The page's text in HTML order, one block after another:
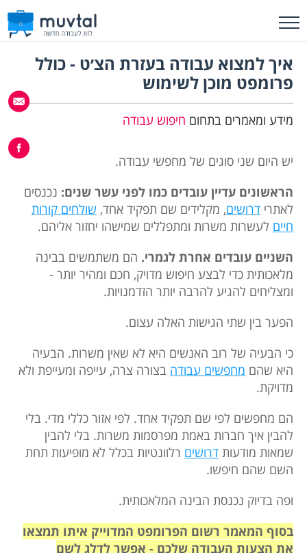
איך למצוא עבודה בעזרת הצ׳ט - כולל
פרומפט מוכן לשימוש
מידע ומאמרים בתחום חיפוש עבודה
יש היום שני סוגים של מחפשי עבודה.
הראשונים עדיין עובדים כמו לפני עשר שנים: נכנסים
לאתרי דרושים, מקלידים שם תפקיד אחד, שולחים קורות
חיים לעשרות משרות ומתפללים שמישהו יחזור אליהם.
השניים עובדים אחרת לגמרי. הם משתמשים בבינה
מלאכותית כדי לבצע חיפוש מדויק, חכם ומהיר יותר -
ומצליחים להגיע להרבה יותר הזדמנויות.
הפער בין שתי הגישות האלה עצום.
כי הבעיה של רוב האנשים היא לא שאין משרות. הבעיה
היא שהם מחפשים עבודה בצורה צרה, עייפה ומעייפת ולא
מדויקת.
הם מחפשים לפי שם תפקיד אחד. לפי אזור כללי מדי. בלי
להבין איך חברות באמת מפרסמות משרות. בלי להבין
שמאות מודעות דרושים רלוונטיות בכלל לא מופיעות תחת
השם שהם חיפשו.
ופה בדיוק נכנסת הבינה המלאכותית.
בסוף המאמר רשום הפרומפט המדוייק איתו תמצאו
את הצעות העבודה שלכם - אפשר לדלג לשם